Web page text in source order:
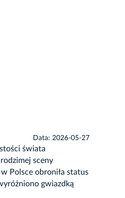
Data: 2026-05-27
świata
sceny
Polsce obroniła status
gwiazdką